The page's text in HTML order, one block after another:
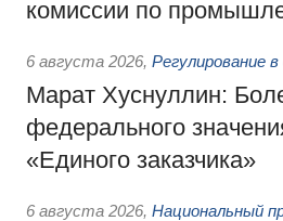
комиссии по
6 августа 2026, Регулирование
Марат Хуснуллин:
федерального
«Единого заказчика»
6 августа 2026, Национальный